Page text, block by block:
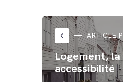
dans
une
nouvelle
fenêtre)
dans
une
nouvelle
fenêtre)
keyboard_arrow_left ARTICLE
Logement, la
accessibilité